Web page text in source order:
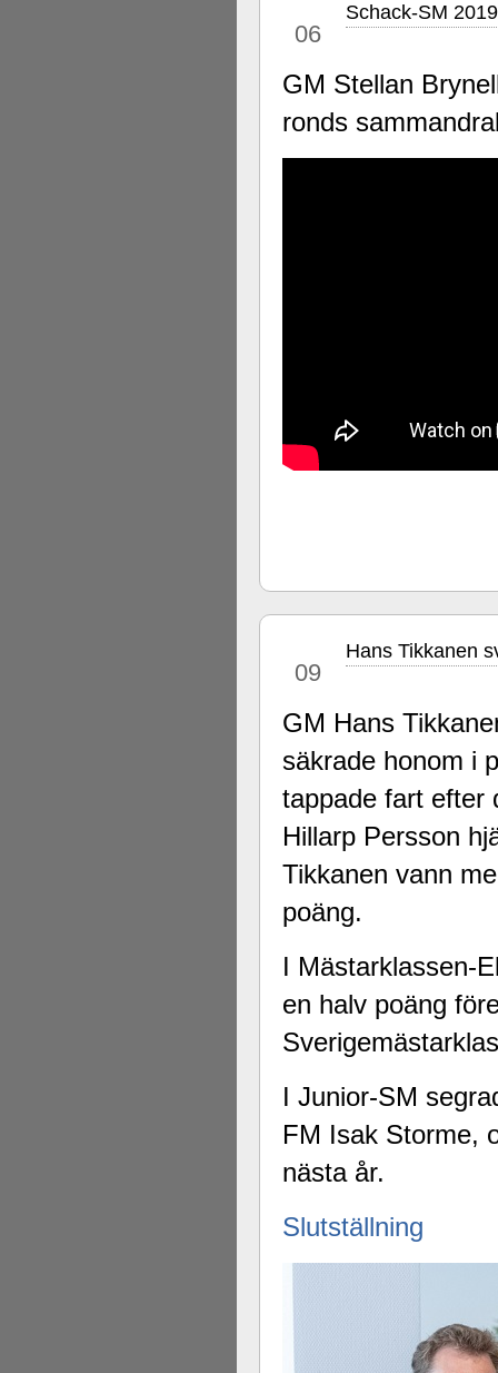
06
Schack-SM
GM Stellan
ronds
09
Hans Tikkanen
GM Hans
säkrade honom i
tappade fart efter
Hillarp Persson
Tikkanen vann
poäng.
I Mästarklassen-
en halv poäng
I Junior-SM
FM Isak Storme,
nästa år.
Slutställning